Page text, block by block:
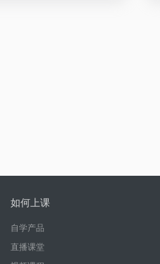
如何上课
自学产品
直播课堂